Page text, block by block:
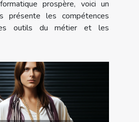
prospère, voici un
présente les compétences
outils du métier et les